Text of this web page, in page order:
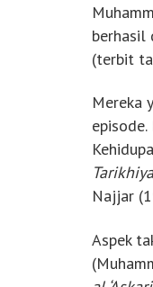
berhasil
(terbit
Mereka
Najjar
Aspek